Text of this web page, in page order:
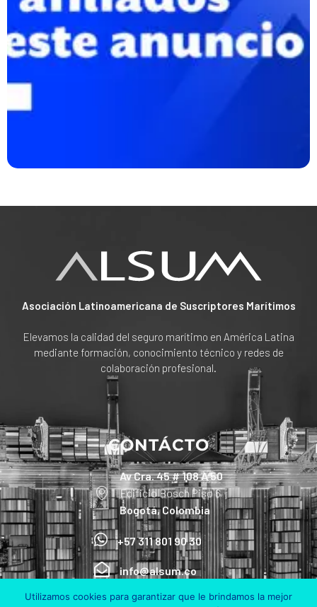
Asociación Latinoamericana de Suscriptores Marítimos
Elevamos la calidad del seguro marítimo en América Latina
mediante formación, conocimiento técnico y redes de
colaboración profesional.
CONTÁCTO
Av Cra. 45 # 108 A 50
Edificio Bosch Piso 6
Bogotá, Colombia
+57 311 801 90 30
info@alsum.co
Utilizamos cookies para garantizar que le brindamos la mejor